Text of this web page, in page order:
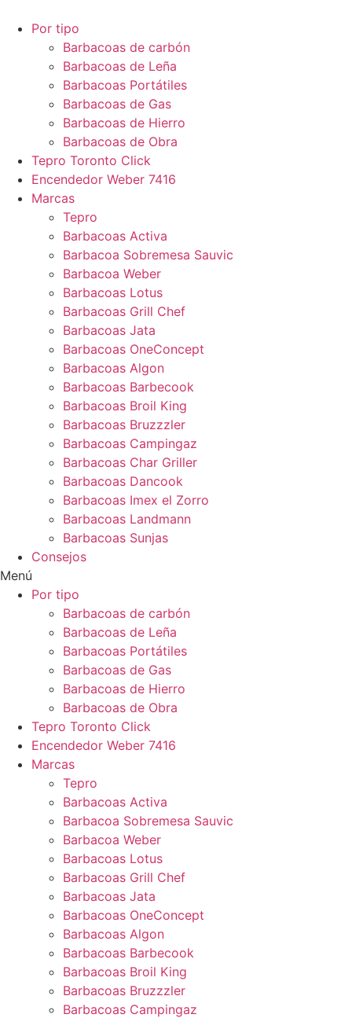
Por tipo
Barbacoas de carbón
Barbacoas de Leña
Barbacoas Portátiles
Barbacoas de Gas
Barbacoas de Hierro
Barbacoas de Obra
Tepro Toronto Click
Encendedor Weber 7416
Marcas
Tepro
Barbacoas Activa
Barbacoa Sobremesa Sauvic
Barbacoa Weber
Barbacoas Lotus
Barbacoas Grill Chef
Barbacoas Jata
Barbacoas OneConcept
Barbacoas Algon
Barbacoas Barbecook
Barbacoas Broil King
Barbacoas Bruzzzler
Barbacoas Campingaz
Barbacoas Char Griller
Barbacoas Dancook
Barbacoas Imex el Zorro
Barbacoas Landmann
Barbacoas Sunjas
Consejos
Menú
Por tipo
Barbacoas de carbón
Barbacoas de Leña
Barbacoas Portátiles
Barbacoas de Gas
Barbacoas de Hierro
Barbacoas de Obra
Tepro Toronto Click
Encendedor Weber 7416
Marcas
Tepro
Barbacoas Activa
Barbacoa Sobremesa Sauvic
Barbacoa Weber
Barbacoas Lotus
Barbacoas Grill Chef
Barbacoas Jata
Barbacoas OneConcept
Barbacoas Algon
Barbacoas Barbecook
Barbacoas Broil King
Barbacoas Bruzzzler
Barbacoas Campingaz